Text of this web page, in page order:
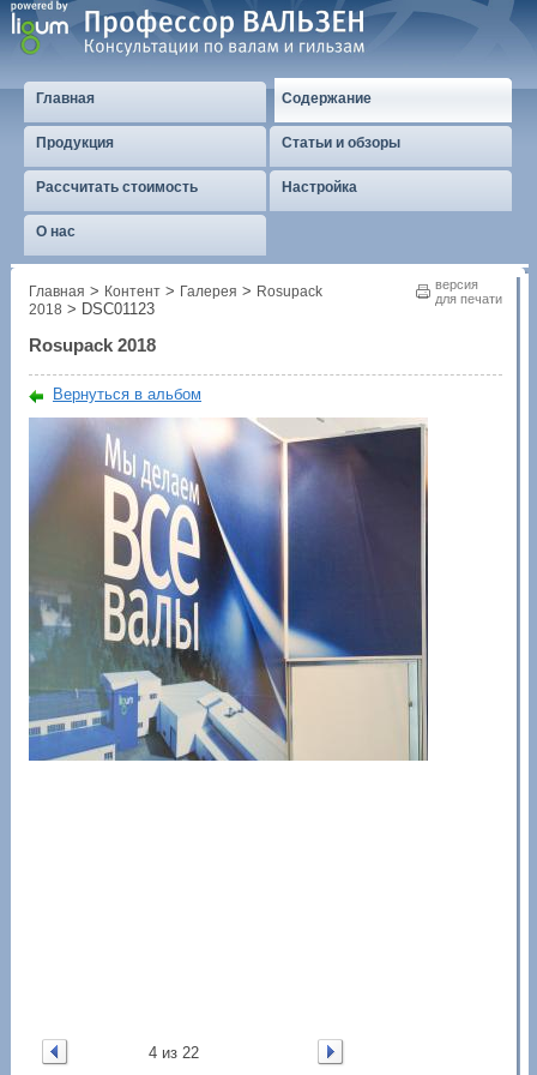
Главная Содержание
Продукция Статьи и обзоры
Рассчитать стоимость Настройка
О нас
версия
для печати
Главная > Контент > Галерея > Rosupack
2018 > DSC01123
Rosupack 2018
Вернуться в альбом
4 из 22